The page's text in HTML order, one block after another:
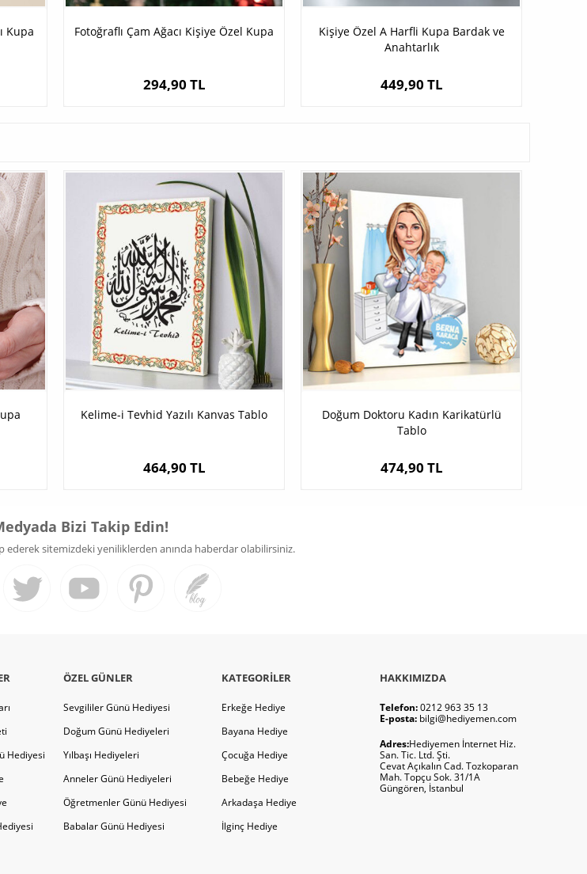
Kupa Fotoğraflı Çam Ağacı Kişiye Özel Kupa
294,90 TL
Kişiye Özel A Harfli Kupa Bardak ve
Anahtarlık
449,90 TL
Kelime-i Tevhid Yazılı Kanvas Tablo
464,90 TL
Doğum Doktoru Kadın Karikatürlü
Tablo
474,90 TL
Bizi Takip Edin!
ederek sitemizdeki yeniliklerden anında haberdar olabilirsiniz.
Hediyesi
ÖZEL GÜNLER
Sevgililer Günü Hediyesi
Doğum Günü Hediyeleri
Yılbaşı Hediyeleri
Anneler Günü Hediyeleri
Öğretmenler Günü Hediyesi
Babalar Günü Hediyesi
KATEGORILER
Erkeğe Hediye
Bayana Hediye
Çocuğa Hediye
Bebeğe Hediye
Arkadaşa Hediye
İlginç Hediye
HAKKIMIZDA
Telefon:0212 963 35 13
E-posta: bilgi@hediyemen.com
Adres:Hediyemen İnternet Hiz.
San. Tic. Ltd. Şti.
Cevat Açıkalın Cad. Tozkoparan
Mah. Topçu Sok. 31/1A
Güngören, İstanbul